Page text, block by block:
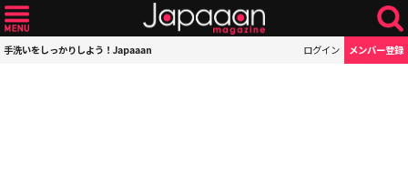
手洗いをしっかりしよう！Japaaan ログイン メンバー登録